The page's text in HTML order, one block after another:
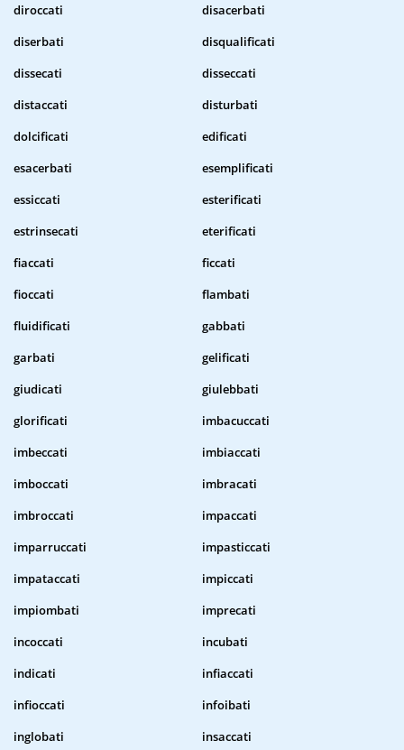
diroccati
disacerbati
diserbati
disqualificati
dissecati
disseccati
distaccati
disturbati
dolcificati
edificati
esacerbati
esemplificati
essiccati
esterificati
estrinsecati
eterificati
fiaccati
ficcati
fioccati
flambati
fluidificati
gabbati
garbati
gelificati
giudicati
giulebbati
glorificati
imbacuccati
imbeccati
imbiaccati
imboccati
imbracati
imbroccati
impaccati
imparruccati
impasticcati
impataccati
impiccati
impiombati
imprecati
incoccati
incubati
indicati
infiaccati
infioccati
infoibati
inglobati
insaccati